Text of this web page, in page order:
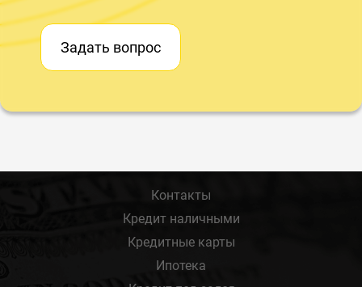
Задать вопрос
Контакты
Кредит наличными
Кредитные карты
Ипотека